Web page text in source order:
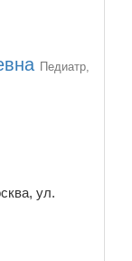
Педиатр,
ул.